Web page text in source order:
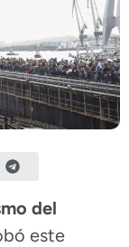
del
este